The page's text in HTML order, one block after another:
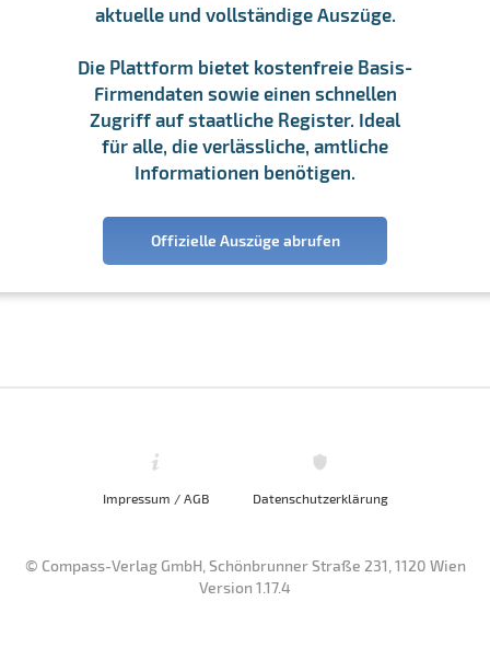
aktuelle und vollständige Auszüge.
Die Plattform bietet kostenfreie Basis-
Firmendaten sowie einen schnellen
Zugriff auf staatliche Register. Ideal
für alle, die verlässliche, amtliche
Informationen benötigen.
Offizielle Auszüge abrufen
Impressum / AGB Datenschutzerklärung
© Compass-Verlag GmbH, Schönbrunner Straße 231, 1120 Wien
Version 1.17.4